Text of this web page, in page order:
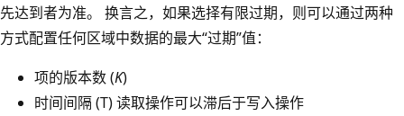
先达到者为准。 换言之，如果选择有限过期，则可以通过两种
方式配置任何区域中数据的最大“过期”值：
项的版本数 (K)
时间间隔 (T) 读取操作可以滞后于写入操作